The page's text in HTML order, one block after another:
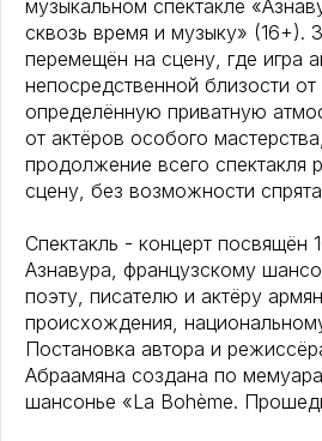
музыкальном спектакле
сквозь время и музыку» (16+).
перемещён на сцену, где игра
непосредственной близости от
определённую приватную
от актёров особого
продолжение всего спектакля
сцену, без возможности
Спектакль - концерт посвящён
Азнавура, французскому
поэту, писателю и актёру
происхождения,
Постановка автора и
Абраамяна создана по
шансонье «La Bohème.